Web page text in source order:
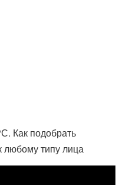
Как подобрать
любому типу лица